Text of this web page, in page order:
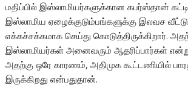
மதிப்பில் இஸ்லாமியர்களுக்கான கபர்ஸ்தான்
இஸ்லாமிய ஏழைக்குடும்பங்களுக்கு இலவச
எக்கச்சக்கமாக செய்து கொடுத்திருக்கிறார்.
இஸ்லாமியர்கள் அனைவரும் ஆதரிப்பார்கள் என்று
அதற்கு ஒரே காரணம், அதிமுக கூட்டணியில்
இருக்கிறது என்பதுதான்.